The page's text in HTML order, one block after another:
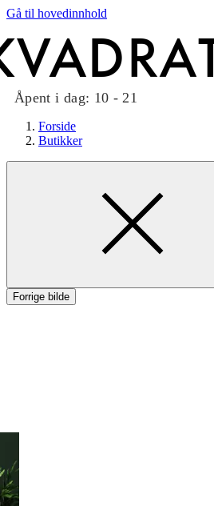
Gå til hovedinnhold
Åpent i dag: 10 - 21
Mat og drikke
Aktiviteter
Forside
Butikker
Forrige bilde